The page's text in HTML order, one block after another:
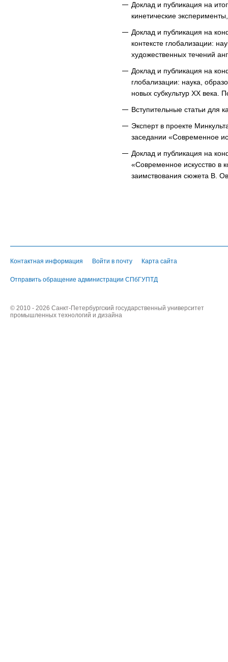
Доклад и публикация на
кинетические
Доклад и публикация на
контексте глобализации:
художественных течений
Доклад и публикация на
глобализации: наука,
новых субкультур XX века.
Вступительные статьи для
Эксперт в проекте
заседании «Современное
Доклад и публикация на
«Современное искусство в
заимствования сюжета В.
Контактная информация Войти в почту Карта сайта
Отправить обращение администрации СПбГУПТД
© 2010 - 2026 Санкт-Петербургский государственный университет
промышленных технологий и дизайна